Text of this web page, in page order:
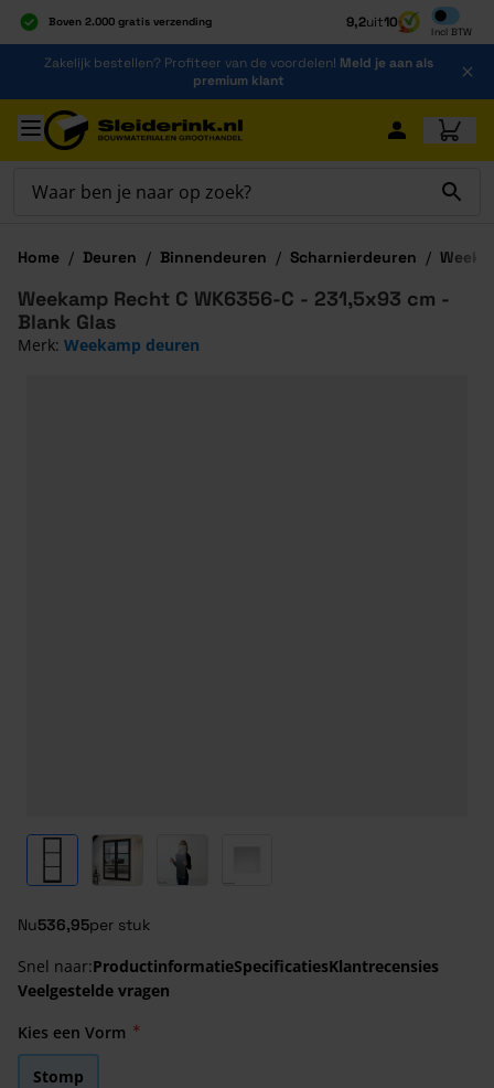
Boven 2.000 gratis verzending
Al 40 jaar dé specialist
Alles onder één dak
9,2uit10
Incl BTW
Inclusief
Ga naar de inhoud
Zakelijk bestellen? Profiteer van de voordelen! Meld je aan als
premium klant
Ga naar hoofdinhoud
Home / Deuren / Binnendeuren / Scharnierdeuren /
View larger image
View larger imageView larger image
Nu536,95per stuk
Weekamp Recht C WK6356-C - 231,5x93 cm -
Blank Glas
Merk: Weekamp deuren
Snel naar:ProductinformatieSpecificatiesKlantrecensies
Veelgestelde vragen
Kies een Vorm
Stomp